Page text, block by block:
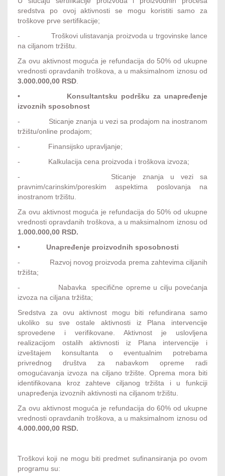
sredstva po ovoj aktivnosti se mogu koristiti samo za
troškove prve sertifikacije;
- Troškovi ulistavanja proizvoda u trgovinske lance
na ciljanom tržištu.
Za ovu aktivnost moguća je refundacija do 50% od ukupne
vrednosti opravdanih troškova, a u maksimalnom iznosu od
3.000.000,00 RSD
• Konsultantsku podršku za unapređenje
izvoznih sposobnost
- Sticanje znanja u vezi sa prodajom na inostranom
tržištu/online prodajom;
- Finansijsko upravljanje;
- Kalkulacija cena proizvoda i troškova izvoza;
- Sticanje znanja u vezi sa
pravnim/carinskim/poreskim aspektima poslovanja na
inostranom tržištu.
Za ovu aktivnost moguća je refundacija do 50% od ukupne
vrednosti opravdanih troškova, a u maksimalnom iznosu od
1.000.000,00 RSD.
• Unapređenje proizvodnih sposobnosti
- Razvoj novog proizvoda prema zahtevima ciljanih
tržišta;
- Nabavka specifične opreme u cilju povećanja
izvoza na ciljana tržišta;
Sredstva za ovu aktivnost mogu biti refundirana samo
ukoliko su sve ostale aktivnosti iz Plana intervencije
sprovedene i verifikovane. Aktivnost je uslovljena
realizacijom ostalih aktivnosti iz Plana intervencije i
izveštajem konsultanta o eventualnim potrebama
privrednog društva za nabavkom opreme radi
omogućavanja izvoza na ciljano tržište. Oprema mora biti
identifikovana kroz zahteve ciljanog tržišta i u funkciji
unapređenja izvoznih aktivnosti na ciljanom tržištu.
Za ovu aktivnost moguća je refundacija do 60% od ukupne
vrednosti opravdanih troškova, a u maksimalnom iznosu od
4.000.000,00 RSD.
Troškovi koji ne mogu biti predmet sufinansiranja po ovom
programu su: